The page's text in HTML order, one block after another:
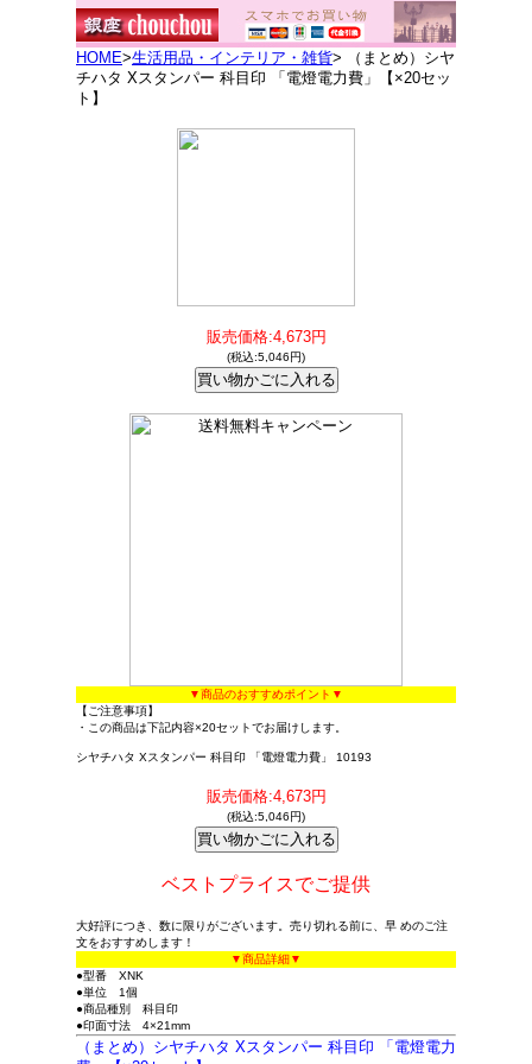
HOME>生活用品・インテリア・雑貨> （まとめ）シヤ
チハタ Xスタンパー 科目印 「電燈電力費」【×20セッ
ト】
販売価格:4,673円
(税込:5,046円)
▼商品のおすすめポイント▼
【ご注意事項】
・この商品は下記内容×20セットでお届けします。
シヤチハタ Xスタンパー 科目印 「電燈電力費」 10193
販売価格:4,673円
(税込:5,046円)
ベストプライスでご提供
大好評につき、数に限りがございます。売り切れる前に、早 めのご注
文をおすすめします！
▼商品詳細▼
●型番 XNK
●単位 1個
●商品種別 科目印
●印面寸法 4×21mm
（まとめ）シヤチハタ Xスタンパー 科目印 「電燈電力